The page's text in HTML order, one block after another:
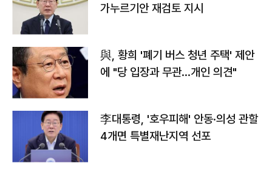
가누르기안 재검토 지시
與, 황희 '폐기 버스 청년 주택' 제안
에 "당 입장과 무관…개인 의견"
李대통령, '호우피해' 안동·의성 관할
4개면 특별재난지역 선포